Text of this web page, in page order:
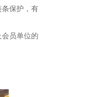
保护，有
员单位的